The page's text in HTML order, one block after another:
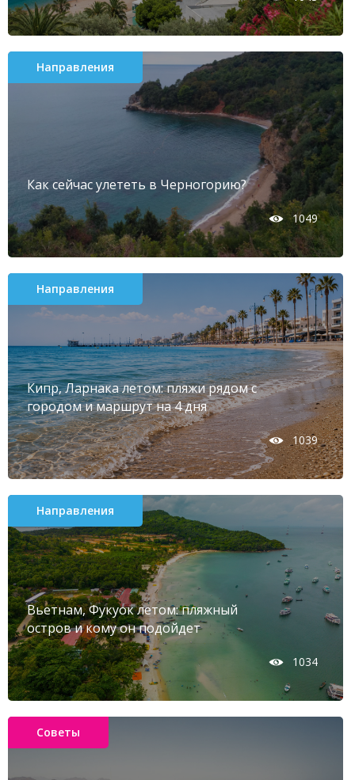
Направления
Как сейчас улететь в Черногорию?
1049
Направления
Кипр, Ларнака летом: пляжи рядом с
городом и маршрут на 4 дня
1039
Направления
Вьетнам, Фукуок летом: пляжный
остров и кому он подойдет
1034
Советы